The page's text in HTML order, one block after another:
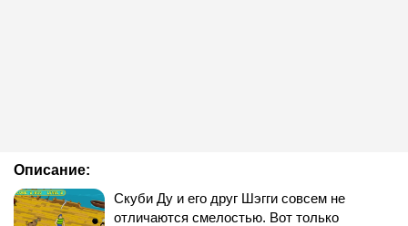
Описание:
Скуби Ду и его друг Шэгги совсем не
отличаются смелостью. Вот только